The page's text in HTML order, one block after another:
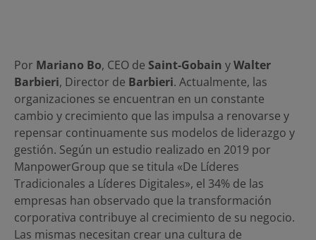
Por Mariano Bo, CEO de Saint-Gobain yWalter
Barbieri, Director de Barbieri. Actualmente, las
organizaciones se encuentran en un constante
cambio y crecimiento que las impulsa a renovarse y
repensar continuamente sus modelos de liderazgo y
gestión. Según un estudio realizado en 2019 por
ManpowerGroup que se titula «De Líderes
Tradicionales a Líderes Digitales», el 34% de las
empresas han observado que la transformación
corporativa contribuye al crecimiento de su negocio.
Las mismas necesitan crear una cultura de